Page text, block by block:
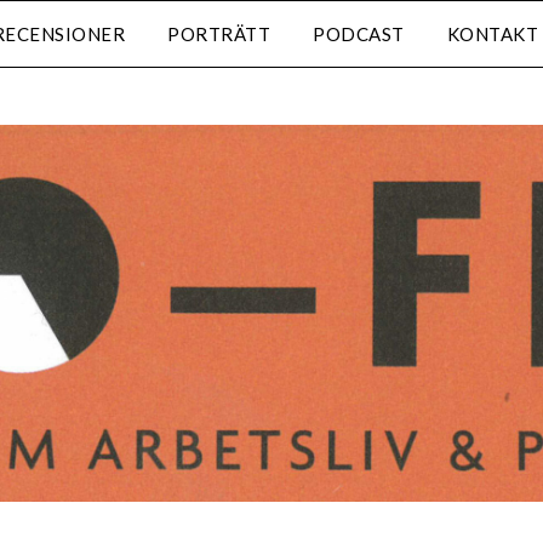
PORTRÄTT PODCAST KONTAKT